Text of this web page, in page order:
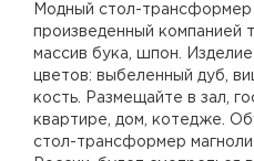
Модный стол-трансформер
произведенный компанией
массив бука, шпон.
цветов: выбеленный дуб,
кость. Размещайте в зал,
квартире, дом, котедже.
стол-трансформер